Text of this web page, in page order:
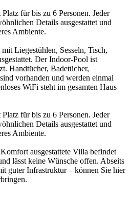
für bis zu 6 Personen. Jeder
Details ausgestattet und
Ambiente.
Liegestühlen, Sesseln, Tisch,
Der Indoor-Pool ist
Handtücher, Badetücher,
vorhanden und werden einmal
WiFi steht im gesamten Haus
für bis zu 6 Personen. Jeder
Details ausgestattet und
Ambiente.
ausgestattete Villa befindet
lässt keine Wünsche offen. Abseits
guter Infrastruktur – können Sie hier